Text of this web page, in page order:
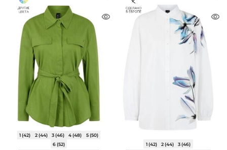
1 (42) 2 (44) 3 (46) 4 (48)
5 (50)
6 (52)
1 (42) 2 (44) 3 (46)